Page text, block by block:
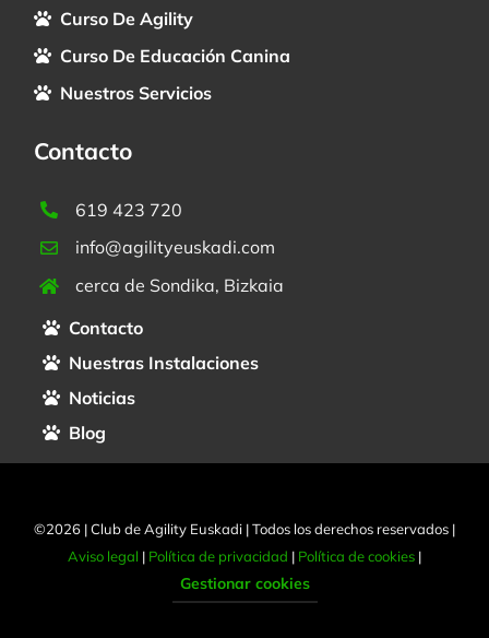
Curso De Agility
Curso De Educación Canina
Nuestros Servicios
Contacto
619 423 720
info@agilityeuskadi.com
cerca de Sondika, Bizkaia
Contacto
Nuestras Instalaciones
Noticias
Blog
©2026 | Club de Agility Euskadi | Todos los derechos reservados |
Aviso legal | Política de privacidad | Política de cookies |
Gestionar cookies